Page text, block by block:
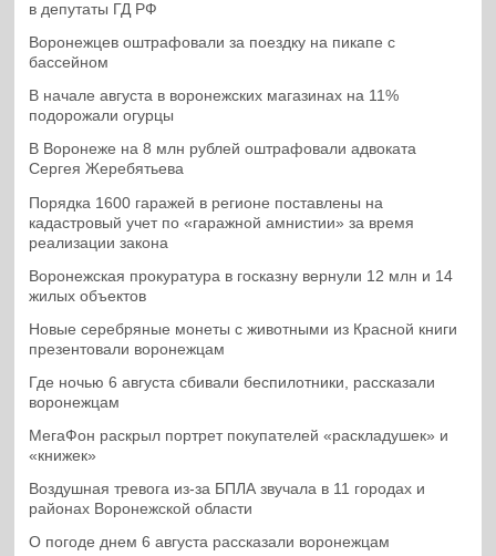
в депутаты ГД РФ
Воронежцев оштрафовали за поездку на пикапе с
бассейном
В начале августа в воронежских магазинах на 11%
подорожали огурцы
В Воронеже на 8 млн рублей оштрафовали адвоката
Сергея Жеребятьева
Порядка 1600 гаражей в регионе поставлены на
кадастровый учет по «гаражной амнистии» за время
реализации закона
Воронежская прокуратура в госказну вернули 12 млн и 14
жилых объектов
Новые серебряные монеты с животными из Красной книги
презентовали воронежцам
Где ночью 6 августа сбивали беспилотники, рассказали
воронежцам
МегаФон раскрыл портрет покупателей «раскладушек» и
«книжек»
Воздушная тревога из-за БПЛА звучала в 11 городах и
районах Воронежской области
О погоде днем 6 августа рассказали воронежцам